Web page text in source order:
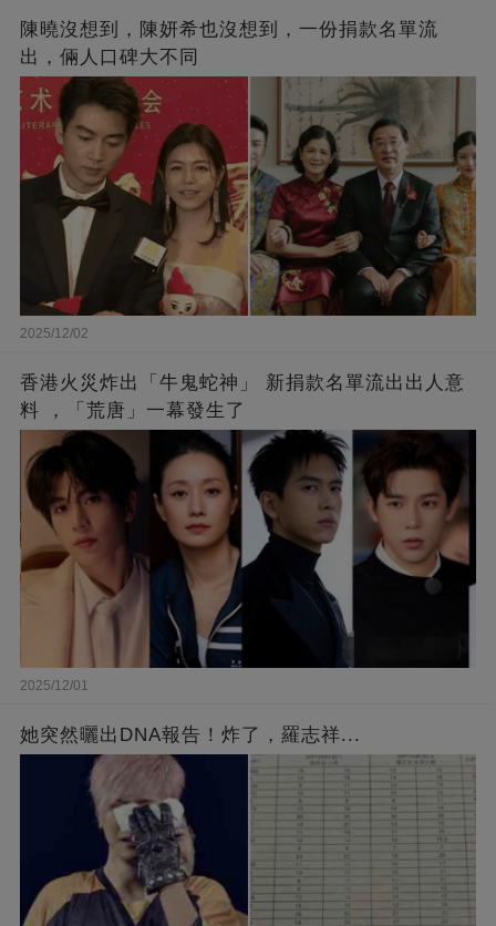
陳曉沒想到，陳妍希也沒想到，一份捐款名單流
出，倆人口碑大不同
2025/12/02
香港火災炸出「牛鬼蛇神」 新捐款名單流出出人意
料 ，「荒唐」一幕發生了
2025/12/01
她突然曬出DNA報告！炸了，羅志祥...